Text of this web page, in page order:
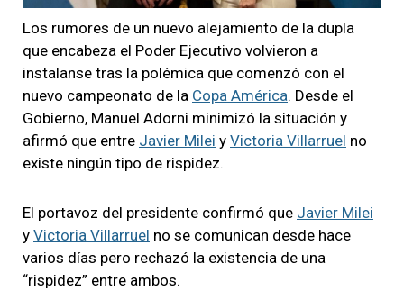
Los rumores de un nuevo alejamiento de la dupla
que encabeza el Poder Ejecutivo volvieron a
instalanse tras la polémica que comenzó con el
nuevo campeonato de la Copa América. Desde el
Gobierno, Manuel Adorni minimizó la situación y
afirmó que entre Javier Milei y Victoria Villarruel no
existe ningún tipo de rispidez.
El portavoz del presidente confirmó que Javier Milei
y Victoria Villarruel no se comunican desde hace
varios días pero rechazó la existencia de una
“rispidez” entre ambos.